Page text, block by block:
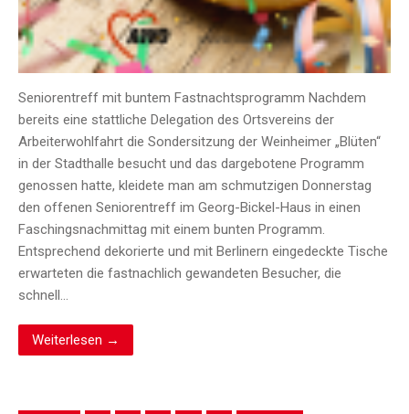
Seniorentreff mit buntem Fastnachtsprogramm Nachdem
bereits eine stattliche Delegation des Ortsvereins der
Arbeiterwohlfahrt die Sondersitzung der Weinheimer „Blüten“
in der Stadthalle besucht und das dargebotene Programm
genossen hatte, kleidete man am schmutzigen Donnerstag
den offenen Seniorentreff im Georg-Bickel-Haus in einen
Faschingsnachmittag mit einem bunten Programm.
Entsprechend dekorierte und mit Berlinern eingedeckte Tische
erwarteten die fastnachlich gewandeten Besucher, die
schnell…
Weiterlesen →